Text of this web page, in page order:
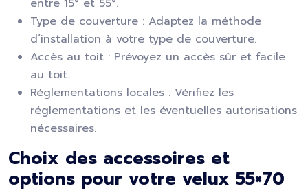
entre 15° et 55°.
Type de couverture : Adaptez la méthode
d’installation à votre type de couverture.
Accès au toit : Prévoyez un accès sûr et facile
au toit.
Réglementations locales : Vérifiez les
réglementations et les éventuelles autorisations
nécessaires.
Choix des accessoires et
options pour votre velux 55×70